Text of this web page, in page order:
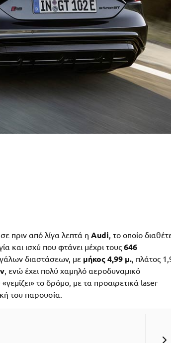
πριν από λίγα λεπτά η Audi, το οποίο
και ισχύ που φτάνει μέχρι τους 646
διαστάσεων, με μήκος 4,99 μ., πλάτος
, ενώ έχει πολύ χαμηλό αεροδυναμικό
το δρόμο, με τα προαιρετικά laser
του παρουσία.